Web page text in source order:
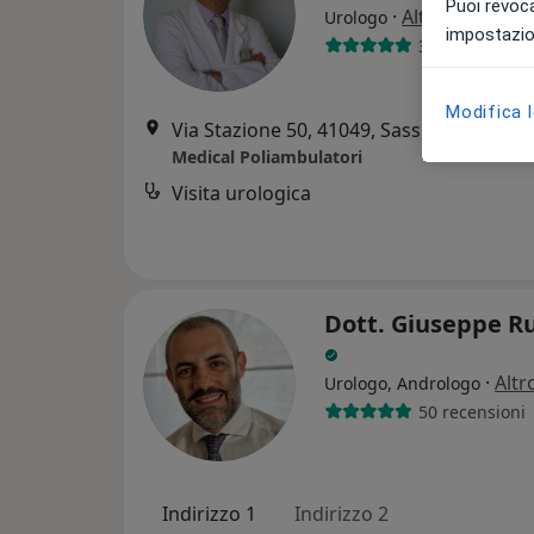
Urologo · Altro
38 recensioni
Via Stazione 50, 41049, Sassuolo
Medical Poliambulatori
Visita urologica
Dott. Giuseppe
Urologo, Andrologo ·
50 recensioni
Indirizzo 1 Indirizzo 2
Puoi
Modifica